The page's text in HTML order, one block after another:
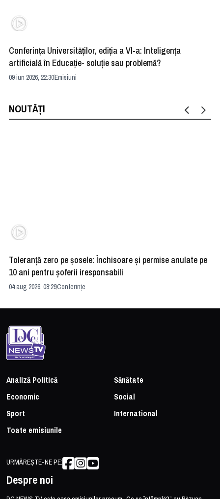
Conferința Universităților, ediția a VI-a: Inteligența
artificială în Educație- soluție sau problemă?
09 iun 2026, 22:30Emisiuni
NOUTĂȚI
Toleranță zero pe șosele: Închisoare și permise anulate pe
10 ani pentru șoferii iresponsabili
04 aug 2026, 08:29Conferințe
Analiză Politică
Sănătate
Economic
Social
Sport
International
Toate emisiunile
URMĂREȘTE-NE PE:
Despre noi